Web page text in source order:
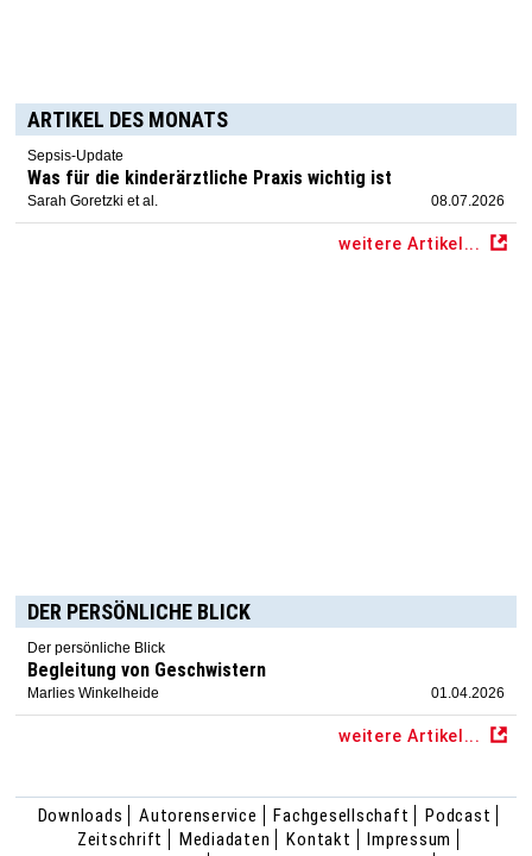
ARTIKEL DES MONATS
Sepsis-Update
Was für die kinderärztliche Praxis wichtig ist
Sarah Goretzki et al. 08.07.2026
weitere Artikel...
DER PERSÖNLICHE BLICK
Der persönliche Blick
Begleitung von Geschwistern
Marlies Winkelheide 01.04.2026
weitere Artikel...
Downloads Autorenservice Fachgesellschaft
Podcast
Zeitschrift
Mediadaten Kontakt
Impressum